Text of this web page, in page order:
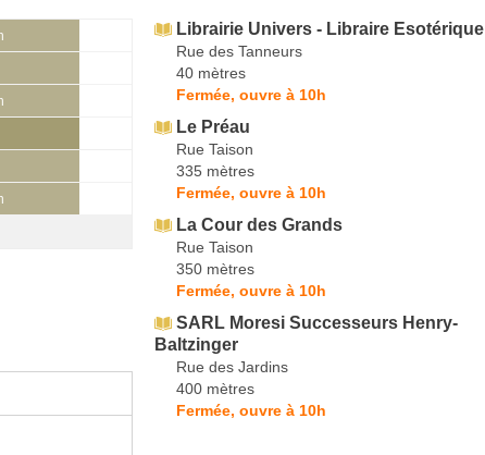
Librairie Univers - Libraire Esotérique
Rue des Tanneurs
40 mètres
Fermée, ouvre à 10h
Le Préau
Rue Taison
335 mètres
Fermée, ouvre à 10h
La Cour des Grands
Rue Taison
350 mètres
Fermée, ouvre à 10h
SARL Moresi Successeurs Henry-
Baltzinger
Rue des Jardins
400 mètres
Fermée, ouvre à 10h